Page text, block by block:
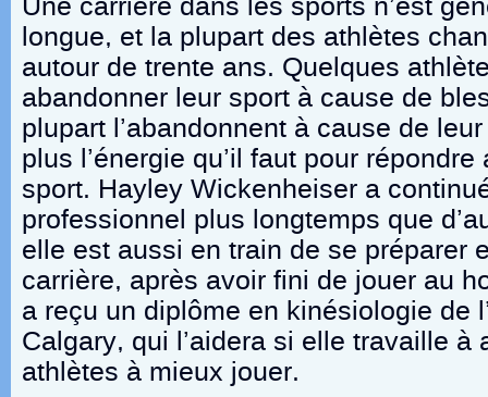
Une carrière dans les sports n’est
longue, et la plupart des athlètes
autour de trente ans. Quelques
abandonner leur sport à cause de
plupart l’abandonnent à cause de
plus l’énergie qu’il faut pour
sport. Hayley Wickenheiser a
professionnel plus longtemps que
elle est aussi en train de se préparer
carrière, après avoir fini de jouer au
a reçu un diplôme en kinésiologie de
Calgary, qui l’aidera si elle travaille à
athlètes à mieux jouer.